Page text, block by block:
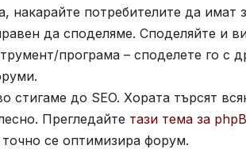
накарайте потребителите да имат
да споделяме. Споделяйте и
програма – споделете го с
стигаме до SEO. Хората търсят
Прегледайте тази тема за
се оптимизира форум.